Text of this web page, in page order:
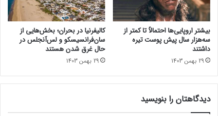
ز
ی
»
ک
ر
؛
ا
م
بیشتر اروپایی‌ها احتمالاً تا کمتر از
سه‌هزار سال پیش پوست تیره
داشتند
29 بهمن 1403
کالیفرنیا در بحران؛ بخش‌هایی از
سان‌فرانسیسکو و لس‌آنجلس در
حال غرق شدن هستند
29 بهمن 1403
دیدگاهتان را بنویسید